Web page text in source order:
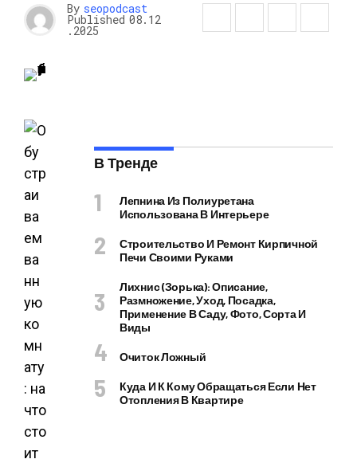
By seopodcast
Published 08.12
.2025
В Тренде
Лепнина Из Полиуретана
Использована В Интерьере
Строительство И Ремонт Кирпичной
Печи Своими Руками
Лихнис (Зорька): Описание,
Размножение, Уход, Посадка,
Применение В Саду, Фото, Сорта И
Виды
Очиток Ложный
Куда И К Кому Обращаться Если Нет
Отопления В Квартире